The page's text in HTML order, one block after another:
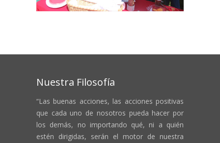
Nuestra Filosofía
“Las buenas acciones, las acciones positivas
que cada uno de nosotros pueda hacer por
los demás, no importando qué, ni a quién
estén dirigidas, serán el motor de nuestra